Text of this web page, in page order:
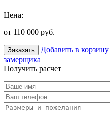
Цена:
от 110 000 руб.
Заказать Добавить в корзину
замерщика
Получить расчет